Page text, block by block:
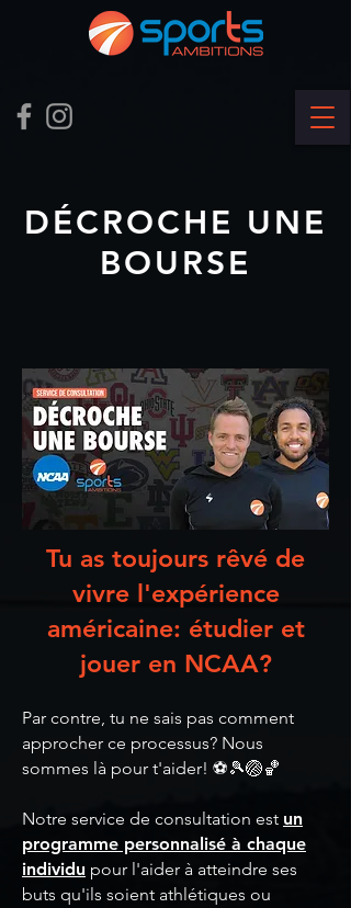
DÉCROCHE UNE
BOURSE
Tu as toujours rêvé de
vivre l'expérience
américaine: étudier et
jouer en NCAA?
Par contre, tu ne sais pas comment
approcher ce processus? Nous
sommes là pour t'aider! ⚽🎾🏐🏀
Notre service de consultation est un
programme personnalisé à chaque
individu pour l'aider à atteindre ses
buts qu'ils soient athlétiques ou